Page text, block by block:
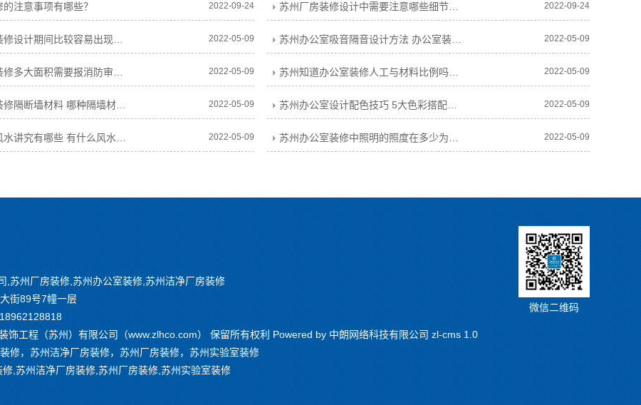
注意事项有哪些？ 2022-09-24 2022-09-24
2022-05-09 2022-05-09
2022-05-09 2022-05-09
2022-05-09 2022-05-09
2022-05-09 2022-05-09
,苏州厂房装修,苏州办公室装修,苏州洁净厂房装修
街89号7幢一层
饰工程（苏州）有限公司（www.zlhco.com） 保留所有权利 Powered by 中朗网络科技有限公司 zl-cms 1.0
修，苏州洁净厂房装修，苏州厂房装修，苏州实验室装修
,苏州洁净厂房装修,苏州厂房装修,苏州实验室装修
微信二维码